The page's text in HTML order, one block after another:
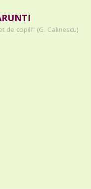
de copil!" (G. Calinescu)